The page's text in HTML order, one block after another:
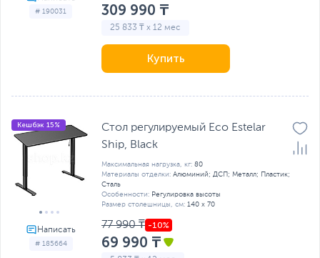
# 190031 309 990 ₸
25 833 ₸ x 12 мес
Купить
# 185664
Кешбэк 15%
Стол регулируемый Eco Estelar
Ship, Black
Максимальная нагрузка, кг: 80
Материалы отделки: Алюминий; ДСП; Металл; Пластик;
Сталь
Особенности: Регулировка высоты
Размер столешницы, см: 140 х 70
77 990 ₸
69 990 ₸